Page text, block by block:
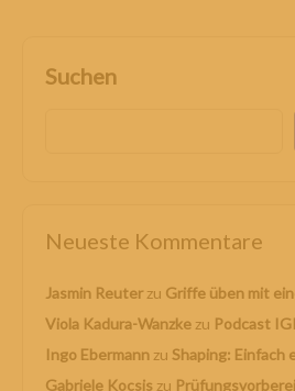
Suchen
Neueste Kommentare
Jasmin Reuter zu Griffe üben mit
Viola Kadura-Wanzke zu Podcast
Ingo Ebermann zu Shaping: Einfach
Gabriele Kocsis zu